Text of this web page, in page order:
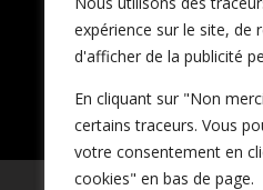
expérience sur le site, de
d'afficher de la publicité
En cliquant sur "Non
certains traceurs. Vous
votre consentement en
cookies" en bas de page.